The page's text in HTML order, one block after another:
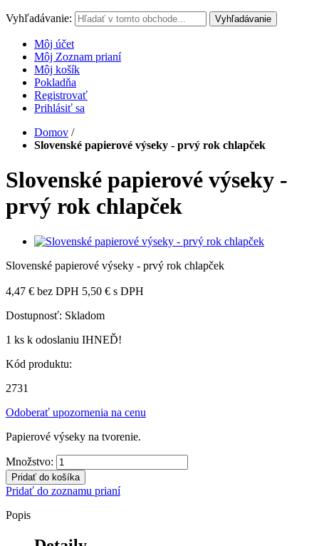
Vyhľadávanie: Vyhľadávanie
Môj účet
Môj Zoznam prianí
Môj košík
Pokladňa
Registrovať
Prihlásiť sa
Domov /
Slovenské papierové výseky - prvý rok chlapček
Slovenské papierové výseky -
prvý rok chlapček
Slovenské papierové výseky - prvý rok chlapček
4,47 € bez DPH 5,50 € s DPH
Dostupnosť: Skladom
1 ks k odoslaniu IHNEĎ!
Kód produktu:
2731
Odoberať upozornenia na cenu
Papierové výseky na tvorenie.
Množstvo:
Pridať do košíka
Pridať do zoznamu prianí
Popis